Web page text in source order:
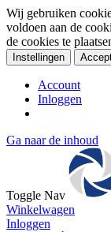
Wij gebruiken
voldoen aan de
de cookies te
Instellingen
Account
Inloggen
Ga naar de inhoud
Toggle Nav
Winkelwagen
Inloggen